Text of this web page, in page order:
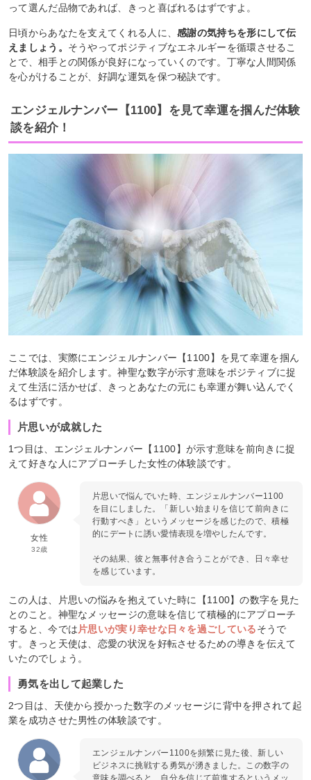
って選んだ品物であれば、きっと喜ばれるはずですよ。
日頃からあなたを支えてくれる人に、感謝の気持ちを形にして伝
えましょう。 そうやってポジティブなエネルギーを循環させるこ
とで、相手との関係が良好になっていくのです。丁寧な人間関係
を心がけることが、好調な運気を保つ秘訣です。
エンジェルナンバー【1100】を見て幸運を掴んだ体験
談を紹介！
ここでは、実際にエンジェルナンバー【1100】を見て幸運を掴ん
だ体験談を紹介します。神聖な数字が示す意味をポジティブに捉
えて生活に活かせば、きっとあなたの元にも幸運が舞い込んでく
るはずです。
片思いが成就した
1つ目は、エンジェルナンバー【1100】が示す意味を前向きに捉
えて好きな人にアプローチした女性の体験談です。
女性
32歳
片思いで悩んでいた時、エンジェルナンバー1100
を目にしました。「新しい始まりを信じて前向きに
行動すべき」というメッセージを感じたので、積極
的にデートに誘い愛情表現を増やしたんです。
その結果、彼と無事付き合うことができ、日々幸せ
を感じています。
この人は、片思いの悩みを抱えていた時に【1100】の数字を見た
とのこと。神聖なメッセージの意味を信じて積極的にアプローチ
すると、今では片思いが実り幸せな日々を過ごしているそうで
す。きっと天使は、恋愛の状況を好転させるための導きを伝えて
いたのでしょう。
勇気を出して起業した
2つ目は、天使から授かった数字のメッセージに背中を押されて起
業を成功させた男性の体験談です。
エンジェルナンバー1100を頻繁に見た後、新しい
ビジネスに挑戦する勇気が湧きました。この数字の
意味を調べると、自分を信じて前進するというメッ